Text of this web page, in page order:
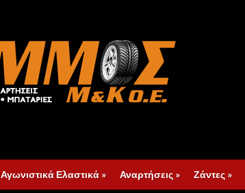
Αγωνιστικά Ελαστικά » Αναρτήσεις » Ζάντες »